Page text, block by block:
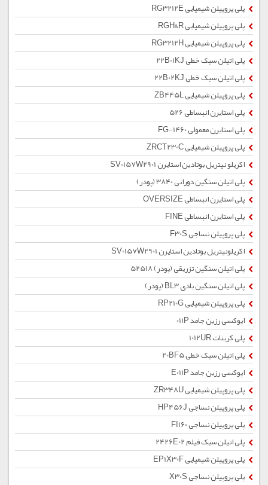
پلی پروپیلن شیمیایی RG3212E
پلی پروپیلن شیمیایی RGH&R
پلی پروپیلن شیمیایی RG3212H
پلی اتیلن سبک خطی 22B01KJ
پلی اتیلن سبک خطی 22B02KJ
پلی پروپیلن شیمیایی ZB445L
پلی استایرن انبساطی 526
پلی استایرن معمولی 1460-FG
پلی پروپیلن شیمیایی ZRCT230C
اکریلو نیتریل بوتادین استایرن SV0157W2901
پلی اتیلن سنگین دورانی 3840 (پودر)
پلی استایرن انبساطی OVERSIZE
پلی استایرن انبساطی FINE
پلی پروپیلن نساجی F30S
اکریلونیتریل بوتادین استایرن SV0157W2901
پلی اتیلن سنگین تزریقی (پودر) 52518
پلی اتیلن سنگین بادی BL3 (پودر)
پلی پروپیلن شیمیایی RP210G
اپوکسی رزین جامد 011P
پلی کربنات 1012UR
پلی اتیلن سبک خطی 20BF5
اپوکسی رزین جامد E011P
پلی پروپیلن شیمیایی ZR348U
پلی پروپیلن نساجی HP456J
پلی پروپیلن نساجی FI160
پلی اتیلن سبک فیلم 2426E02
پلی پروپیلن شیمیایی EP1X30F
پلی پروپیلن نساجی X30S